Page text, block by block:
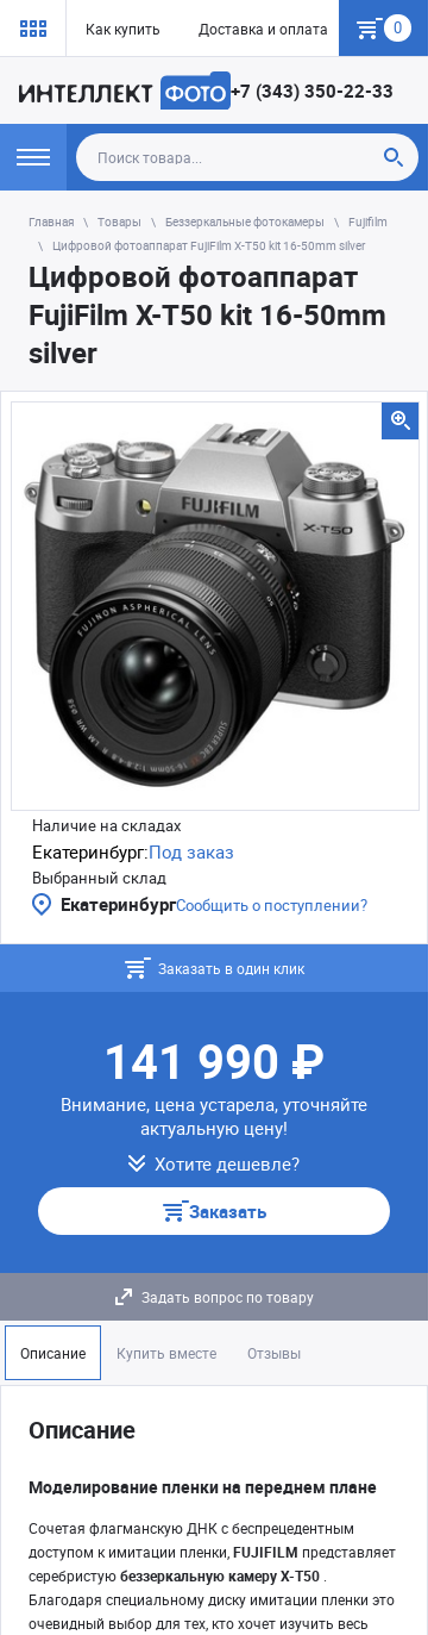
Как купить Доставка и оплата Гарантия
0
+7 (343) 350-22-33
Главная Товары Беззеркальные фотокамеры
Fujifilm
Цифровой фотоаппарат FujiFilm X-T50 kit 16-50mm silver
Цифровой фотоаппарат
FujiFilm X-T50 kit 16-50mm
silver
Наличие на складах
Екатеринбург:Под заказ
Выбранный склад
ЕкатеринбургСообщить о поступлении?
Заказать в один клик
141 990 ₽
Внимание, цена устарела, уточняйте
актуальную цену!
Хотите дешевле?
Заказать
Задать вопрос по товару
Описание Купить вместе Отзывы
Описание
Моделирование пленки на переднем плане
Сочетая флагманскую ДНК с беспрецедентным
доступом к имитации пленки, FUJIFILM представляет
серебристуюбеззеркальную камеру X-T50
Благодаря специальному диску имитации пленки это
очевидный выбор для тех, кто хочет изучить весь